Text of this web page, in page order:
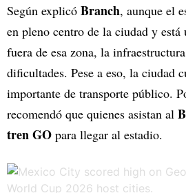
Según explicó Branch, aunque el
en pleno centro de la ciudad y está
fuera de esa zona, la
dificultades. Pese a eso, la ciudad
importante de transporte público.
recomendó que quienes asistan al
tren GO para llegar al estadio.